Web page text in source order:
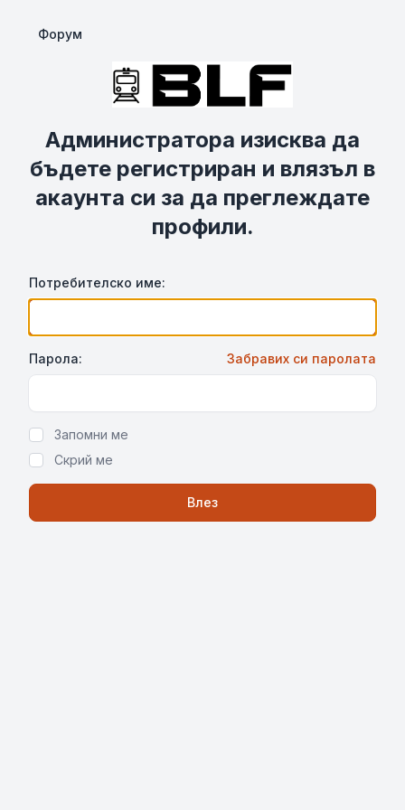
Форум
Администратора изисква да
бъдете регистриран и влязъл в
акаунта си за да преглеждате
профили.
Потребителско име:
Парола: Забравих си паролата
Запомни ме
Скрий ме
Влез